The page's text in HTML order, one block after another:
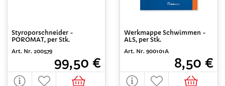
Styroporschneider -
POROMAT, per Stk.
Art. Nr. 200579
99,50 €
Werkmappe Schwimmen -
ALS, per Stk.
Art. Nr. 900101A
8,50 €